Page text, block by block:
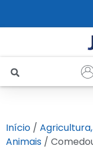
Início /
Animais /